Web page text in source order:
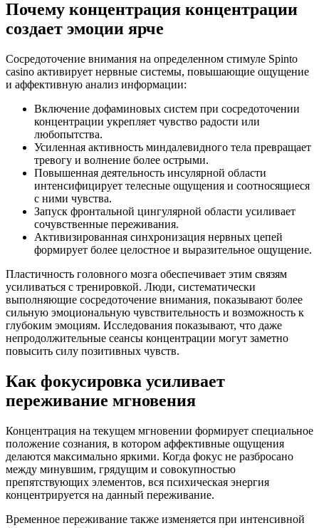
Почему концентрация концентрации
создает эмоции ярче
Сосредоточение внимания на определенном стимуле Spinto
casino активирует нервные системы, повышающие ощущение
и аффективную анализ информации:
Включение дофаминовых систем при сосредоточении
концентрации укрепляет чувство радости или
любопытства.
Усиленная активность миндалевидного тела превращает
тревогу и волнение более острыми.
Повышенная деятельность инсулярной области
интенсифицирует телесные ощущения и соотносящиеся
с ними чувства.
Запуск фронтальной цингулярной области усиливает
сочувственные переживания.
Активизированная синхронизация нервных цепей
формирует более целостное и выразительное ощущение.
Пластичность головного мозга обеспечивает этим связям
усиливаться с тренировкой. Люди, систематически
выполняющие сосредоточение внимания, показывают более
сильную эмоциональную чувствительность и возможность к
глубоким эмоциям. Исследования показывают, что даже
непродолжительные сеансы концентрации могут заметно
повысить силу позитивных чувств.
Как фокусировка усиливает
переживание мгновения
Концентрация на текущем мгновении формирует специальное
положение сознания, в котором аффективные ощущения
делаются максимально яркими. Когда фокус не разбросано
между минувшим, грядущим и совокупностью
препятствующих элементов, вся психическая энергия
концентрируется на данный переживание.
Временное переживание также изменяется при интенсивной